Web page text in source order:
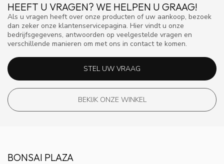
HEEFT U VRAGEN? WE HELPEN U GRAAG!
Als u vragen heeft over onze producten of uw aankoop, bezoek
dan zeker onze klantenservicepagina. Hier vindt u onze
bedrijfsgegevens, antwoorden op veelgestelde vragen en
verschillende manieren om met ons in contact te komen.
STEL UW VRAAG
BEKIJK ONZE WINKEL
BONSAI PLAZA